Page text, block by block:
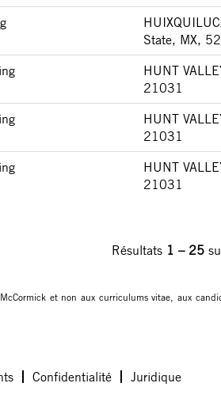
State, MX,
HUNT
21031
HUNT
21031
HUNT
21031
Résultats 1 – 25
et non aux curriculums vitae, aux
Confidentialité Juridique